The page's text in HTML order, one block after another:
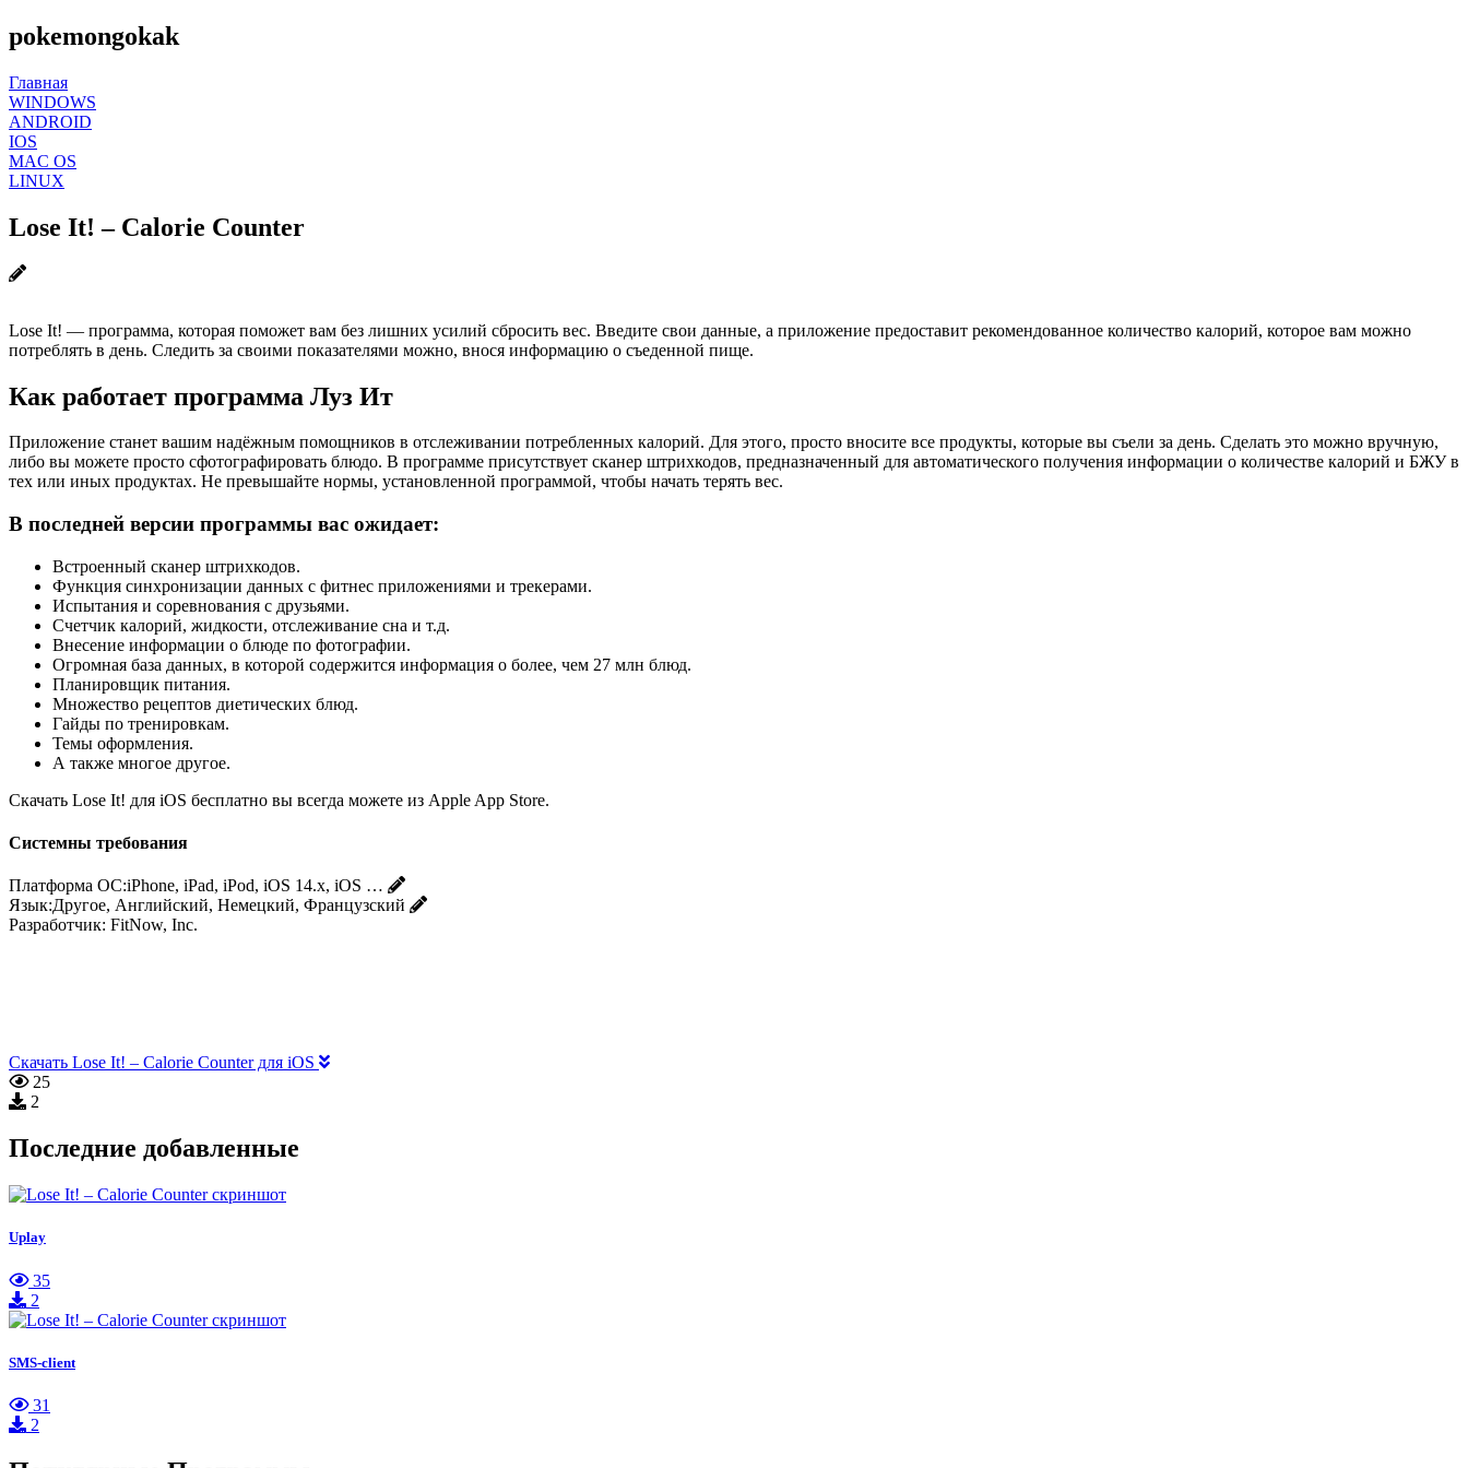
pokemongokak
Главная
WINDOWS
ANDROID
IOS
MAC OS
LINUX
Lose It! – Calorie Counter
Lose It! — программа, которая поможет вам без лишних усилий сбросить вес. Введите свои данные, а приложение предоставит рекомендованное количество калорий, которое вам можно
потреблять в день. Следить за своими показателями можно, внося информацию о съеденной пище.
Как работает программа Луз Ит
Приложение станет вашим надёжным помощников в отслеживании потребленных калорий. Для этого, просто вносите все продукты, которые вы съели за день. Сделать это можно вручную,
либо вы можете просто сфотографировать блюдо. В программе присутствует сканер штрихкодов, предназначенный для автоматического получения информации о количестве калорий и БЖУ в
тех или иных продуктах. Не превышайте нормы, установленной программой, чтобы начать терять вес.
В последней версии программы вас ожидает:
Встроенный сканер штрихкодов.
Функция синхронизации данных с фитнес приложениями и трекерами.
Испытания и соревнования с друзьями.
Счетчик калорий, жидкости, отслеживание сна и т.д.
Внесение информации о блюде по фотографии.
Огромная база данных, в которой содержится информация о более, чем 27 млн блюд.
Планировщик питания.
Множество рецептов диетических блюд.
Гайды по тренировкам.
Темы оформления.
А также многое другое.
Скачать Lose It! для iOS бесплатно вы всегда можете из Apple App Store.
Системны требования
Платформа ОС:iPhone, iPad, iPod, iOS 14.x, iOS …
Язык:Другое, Английский, Немецкий, Французский
Разработчик: FitNow, Inc.
Скачать Lose It! – Calorie Counter для iOS
25
2
Последние добавленные
Uplay
35
2
SMS-client
31
2